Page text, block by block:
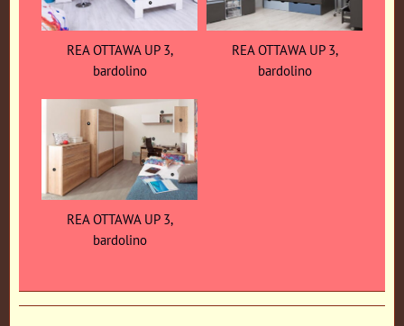
REA OTTAWA UP 3,
bardolino
REA OTTAWA UP 3,
bardolino
REA OTTAWA UP 3,
bardolino